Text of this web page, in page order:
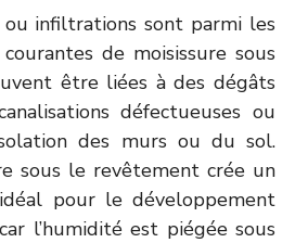
ou infiltrations sont parmi les
de moisissure sous
être liées à des dégâts
défectueuses ou
des murs ou du sol.
sous le revêtement crée un
pour le développement
l’humidité est piégée sous